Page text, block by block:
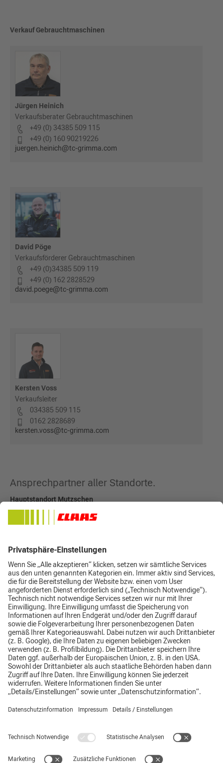
Verkauf Gebrauchtmaschinen
Jürgen Heinich
Verkaufsberater Gebrauchtmaschinen
+49 (0) 34385 509 115
+49 (0) 160 90219226
juergen.heinich@tc-grimma.com
David Pöge
Verkaufsförderer Gebrauchtmaschinen
+49 (0)34385 509 119
+49 (0) 162 2828529
david.poege@tc-grimma.com
Kersten Voss
Verkaufsleiter
034385 509 115
0162 2828689
kersten.voss@tc-grimma.com
Ansprechpartner aller Standorte.
Hauptstandort Mutzschen
Niederlassung Mockrehna
Niederlassung Lommatzsch
Niederlassung Strahwalde
Niederlassung Luttowitz
Hinweisgebersystem